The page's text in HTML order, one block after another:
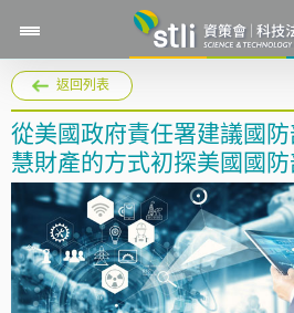
返回列表
從美國政府責任署建議國
慧財產的方式初探美國國